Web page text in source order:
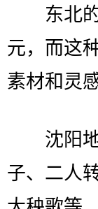
东北的
元，而这
素材和灵感
沈阳地
子、二人